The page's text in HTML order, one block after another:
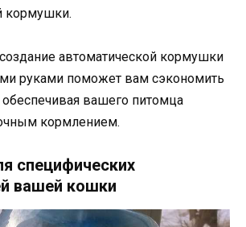
кормушки.
автоматической кормушки
руками поможет вам сэкономить
вашего питомца
кормлением.
специфических
вашей кошки